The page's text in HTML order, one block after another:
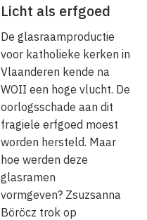
Licht als erfgoed
De glasraamproductie
voor katholieke kerken in
Vlaanderen kende na
WOII een hoge vlucht. De
oorlogsschade aan dit
fragiele erfgoed moest
worden hersteld. Maar
hoe werden deze
glasramen
vormgeven? Zsuzsanna
Böröcz trok op